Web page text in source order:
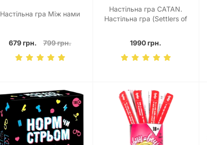
Настільна гра Між нами
679 грн. 799 грн.
Настільна гра CATAN.
Настільна гра (Settlers of
1990 грн.